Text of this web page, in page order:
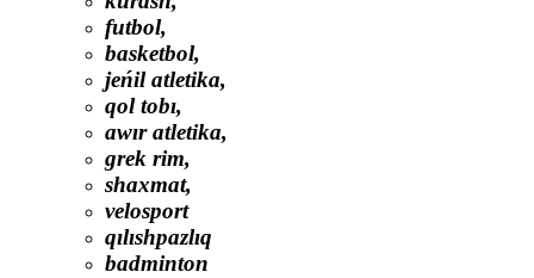
futbol,
basketbol,
jeńil atletika,
qol tobı,
awır atletika,
grek rim,
shaxmat,
velosport
qılıshpazlıq
badminton